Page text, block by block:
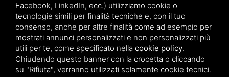
Facebook
Instagram
Whatsapp
Facebook, LinkedIn, ecc.) utilizziamo cookie o
tecnologie simili per finalità tecniche e, con il tuo
consenso, anche per altre finalità come ad esempio per
mostrati annunci personalizzati e non personalizzati più
utili per te, come specificato nella cookie policy.
Chiudendo questo banner con la crocetta o cliccando
su "Rifiuta", verranno utilizzati solamente cookie tecnici.